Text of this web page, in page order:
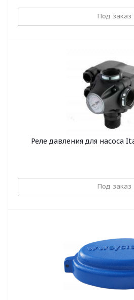
Под заказ
Реле давления для насоса
Под заказ